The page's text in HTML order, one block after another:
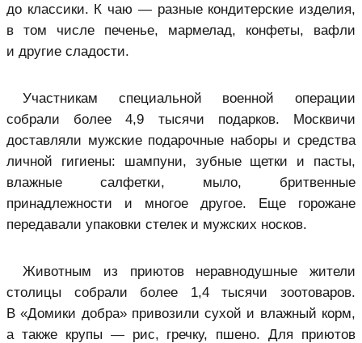
до классики. К чаю — разные кондитерские изделия,
в том числе печенье, мармелад, конфеты, вафли
и другие сладости.
Участникам специальной военной операции
собрали более 4,9 тысячи подарков. Москвичи
доставляли мужские подарочные наборы и средства
личной гигиены: шампуни, зубные щетки и пасты,
влажные салфетки, мыло, бритвенные
принадлежности и многое другое. Еще горожане
передавали упаковки стелек и мужских носков.
Животным из приютов неравнодушные жители
столицы собрали более 1,4 тысячи зоотоваров.
В «Домики добра» привозили сухой и влажный корм,
а также крупы — рис, гречку, пшено. Для приютов